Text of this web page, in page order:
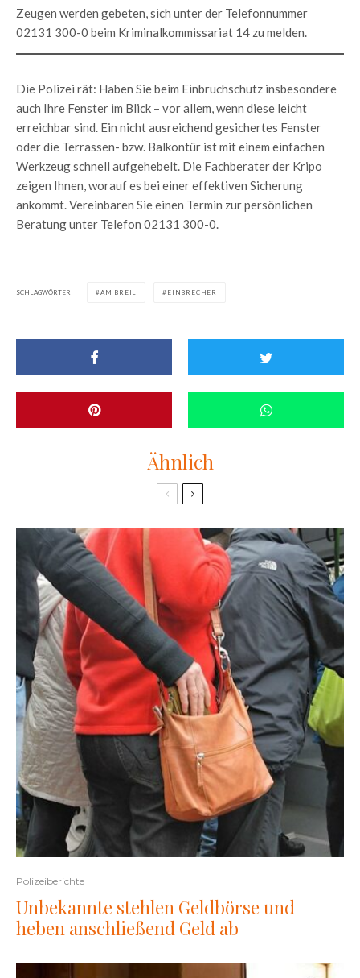
Zeugen werden gebeten, sich unter der Telefonnummer
02131 300-0 beim Kriminalkommissariat 14 zu melden.
Die Polizei rät: Haben Sie beim Einbruchschutz insbesondere
auch Ihre Fenster im Blick – vor allem, wenn diese leicht
erreichbar sind. Ein nicht ausreichend gesichertes Fenster
oder die Terrassen- bzw. Balkontür ist mit einem einfachen
Werkzeug schnell aufgehebelt. Die Fachberater der Kripo
zeigen Ihnen, worauf es bei einer effektiven Sicherung
ankommt. Vereinbaren Sie einen Termin zur persönlichen
Beratung unter Telefon 02131 300-0.
SCHLAGWÖRTER AM BREIL EINBRECHER
Ähnlich
Polizeiberichte
Unbekannte stehlen Geldbörse und
heben anschließend Geld ab